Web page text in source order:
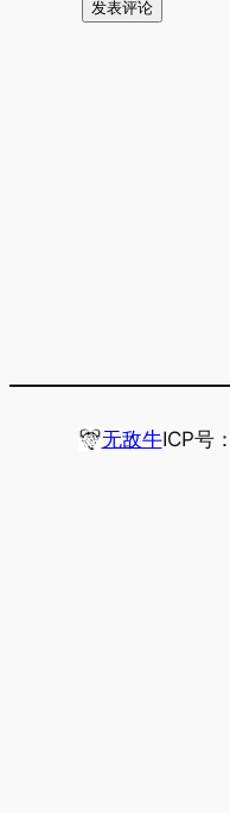
无敌牛ICP号：